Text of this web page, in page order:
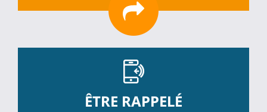
ÊTRE RAPPELÉ